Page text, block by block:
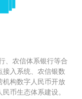
、农信体系银行等合
接入系统、农信银数
机构数字人民币开放
币生态体系建设。